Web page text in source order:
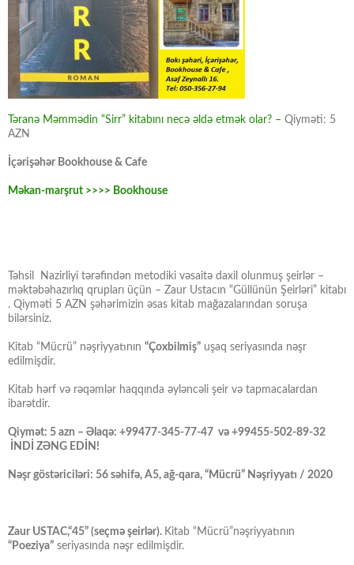
Təranə Məmmədin “Sirr” kitabını necə əldə etmək olar? – Qiyməti: 5
AZN
İçərişəhər Bookhouse & Cafe
Məkan-marşrut >>>> Bookhouse
Təhsil Nazirliyi tərəfindən metodiki vəsaitə daxil olunmuş şeirlər –
məktəbəhazırlıq qrupları üçün – Zaur Ustacın “Güllünün Şeirləri” kitabı
. Qiyməti 5 AZN şəhərimizin əsas kitab mağazalarından soruşa
bilərsiniz.
Kitab “Mücrü” nəşriyyatının “Çoxbilmiş” uşaq seriyasında nəşr
edilmişdir.
Kitab hərf və rəqəmlər haqqında əyləncəli şeir və tapmacalardan
ibarətdir.
Qiymət: 5 azn – Əlaqə: +99477-345-77-47 və +99455-502-89-32
İNDİ ZƏNG EDİN!
Nəşr göstəriciləri: 56 səhifə, A5, ağ-qara, “Mücrü” Nəşriyyatı / 2020
Zaur USTAC,“45” (seçmə şeirlər). Kitab “Mücrü”nəşriyyatının
“Poeziya” seriyasında nəşr edilmişdir.